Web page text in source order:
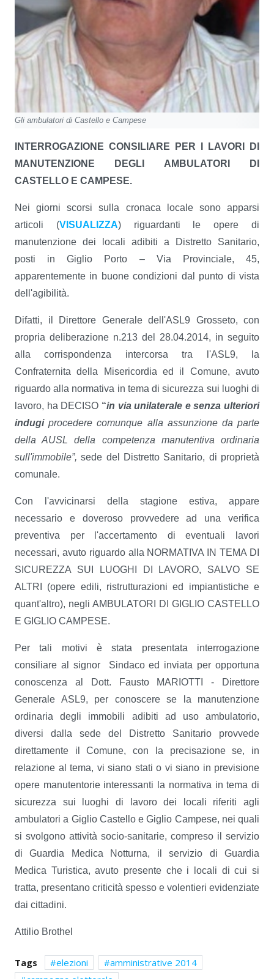
Gli ambulatori di Castello e Campese
INTERROGAZIONE CONSILIARE PER I LAVORI DI
MANUTENZIONE DEGLI AMBULATORI DI
CASTELLO E CAMPESE.
Nei giorni scorsi sulla cronaca locale sono apparsi
articoli (VISUALIZZA) riguardanti le opere di
manutenzione dei locali adibiti a Distretto Sanitario,
posti in Giglio Porto – Via Provinciale, 45,
apparentemente in buone condizioni dal punto di vista
dell'agibilità.
Difatti, il Direttore Generale dell'ASL9 Grosseto, con
propria deliberazione n.213 del 28.04.2014, in seguito
alla corrispondenza intercorsa tra l'ASL9, la
Confraternita della Misericordia ed il Comune, avuto
riguardo alla normativa in tema di sicurezza sui luoghi di
lavoro, ha DECISO “in via unilaterale e senza ulteriori
indugiprocedere comunque alla assunzione da parte
della AUSL della competenza manutentiva ordinaria
sull'immobile”, sede del Distretto Sanitario, di proprietà
comunale.
Con l'avvicinarsi della stagione estiva, appare
necessario e doveroso provvedere ad una verifica
preventiva per l'accertamento di eventuali lavori
necessari, avuto riguardo alla NORMATIVA IN TEMA DI
SICUREZZA SUI LUOGHI DI LAVORO, SALVO SE
ALTRI (opere edili, ristrutturazioni ed impiantistiche e
quant'altro), negli AMBULATORI DI GIGLIO CASTELLO
E GIGLIO CAMPESE.
Per tali motivi è stata presentata interrogazione
consiliare al signor Sindaco ed inviata per opportuna
conoscenza al Dott. Fausto MARIOTTI - Direttore
Generale ASL9, per conoscere se la manutenzione
ordinaria degli immobili adibiti ad uso ambulatorio,
diversi dalla sede del Distretto Sanitario provvede
direttamente il Comune, con la precisazione se, in
relazione al tema, vi siano stati o vi siano in previsione
opere manutentorie interessanti la normativa in tema di
sicurezza sui luoghi di lavoro dei locali riferiti agli
ambulatori a Giglio Castello e Giglio Campese, nei quali
si svolgono attività socio-sanitarie, compreso il servizio
di Guardia Medica Notturna, il servizio di Guardia
Medica Turistica, avuto presente che i locali di cui si
tratta, presentano criticità spesso e volentieri evidenziate
dai cittadini.
Attilio Brothel
Tags elezioni
amministrative 2014